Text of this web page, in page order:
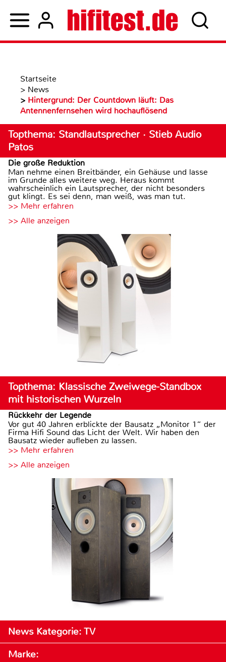
Startseite
> News
> Hintergrund: Der Countdown läuft: Das
Antennenfernsehen wird hochauflösend
Topthema: Standlautsprecher · Stieb Audio
Patos
Die große Reduktion
Man nehme einen Breitbänder, ein Gehäuse und lasse
im Grunde alles weitere weg. Heraus kommt
wahrscheinlich ein Lautsprecher, der nicht besonders
gut klingt. Es sei denn, man weiß, was man tut.
>> Mehr erfahren
>> Alle anzeigen
Topthema: Klassische Zweiwege-Standbox
mit historischen Wurzeln
Rückkehr der Legende
Vor gut 40 Jahren erblickte der Bausatz „Monitor 1“ der
Firma Hifi Sound das Licht der Welt. Wir haben den
Bausatz wieder aufleben zu lassen.
>> Mehr erfahren
>> Alle anzeigen
News Kategorie: TV
Marke: